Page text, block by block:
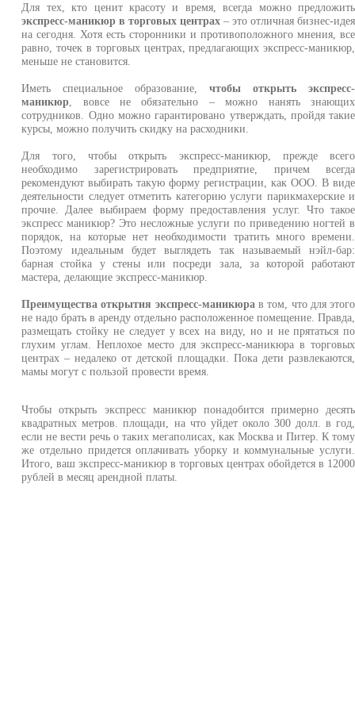
Для тех, кто ценит красоту и время, всегда можно предложить
экспресс-маникюр в торговых центрах – это отличная бизнес-идея
на сегодня. Хотя есть сторонники и противоположного мнения, все
равно, точек в торговых центрах, предлагающих экспресс-маникюр,
меньше не становится.
Иметь специальное образование,чтобы открыть экспресс-
маникюр , вовсе не обязательно – можно нанять знающих
сотрудников. Одно можно гарантировано утверждать, пройдя такие
курсы, можно получить скидку на расходники.
Для того, чтобы открыть экспресс-маникюр, прежде всего
необходимо зарегистрировать предприятие, причем всегда
рекомендуют выбирать такую форму регистрации, как ООО. В виде
деятельности следует отметить категорию услуги парикмахерские и
прочие. Далее выбираем форму предоставления услуг. Что такое
экспресс маникюр? Это несложные услуги по приведению ногтей в
порядок, на которые нет необходимости тратить много времени.
Поэтому идеальным будет выглядеть так называемый нэйл-бар:
барная стойка у стены или посреди зала, за которой работают
мастера, делающие экспресс-маникюр.
Преимущества открытия экспресс-маникюра в том, что для этого
не надо брать в аренду отдельно расположенное помещение. Правда,
размещать стойку не следует у всех на виду, но и не прятаться по
глухим углам. Неплохое место для экспресс-маникюра в торговых
центрах – недалеко от детской площадки. Пока дети развлекаются,
мамы могут с пользой провести время.
Чтобы открыть экспресс маникюр понадобится примерно десять
квадратных метров. площади, на что уйдет около 300 долл. в год,
если не вести речь о таких мегаполисах, как Москва и Питер. К тому
же отдельно придется оплачивать уборку и коммунальные услуги.
Итого, ваш экспресс-маникюр в торговых центрах обойдется в 12000
рублей в месяц арендной платы.